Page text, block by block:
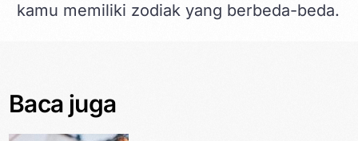
kamu memiliki zodiak yang berbeda-beda.
Baca juga